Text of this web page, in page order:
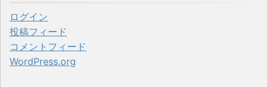
ログイン
投稿フィード
コメントフィード
WordPress.org